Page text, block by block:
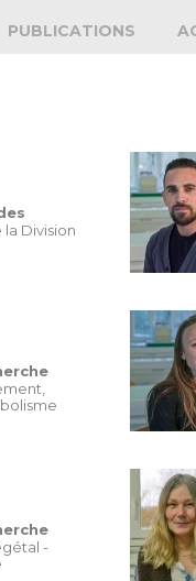
PUBLICATIONS
Division
-